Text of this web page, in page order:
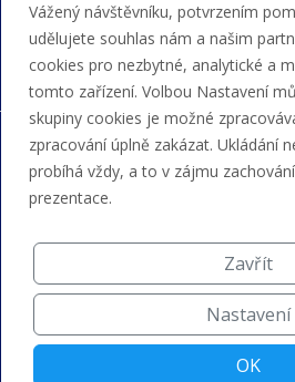
bankovním převodem a kreditem.
Vážený návštěvníku, potvrzením
udělujete souhlas nám a našim
cookies pro nezbytné, analytické a
tomto zařízení. Volbou Nastavení
skupiny cookies je možné
zpracování úplně zakázat. Ukládání
probíhá vždy, a to v zájmu
prezentace.
Zavřít
Nastavení
OK